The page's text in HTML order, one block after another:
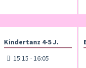
Kindertanz 4-5 J.
15:15 - 16:05